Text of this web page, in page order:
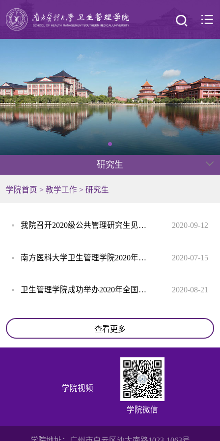
研究生
学院首页 > 教学工作 > 研究生
我院召开2020级公共管理研究生见面会 2020-09-12
南方医科大学卫生管理学院2020年全国优秀大学生夏令营活动的通知 2020-07-15
卫生管理学院成功举办2020年全国优秀大学生“云端”夏令营活动 2020-08-21
查看更多
学院视频
学院微信